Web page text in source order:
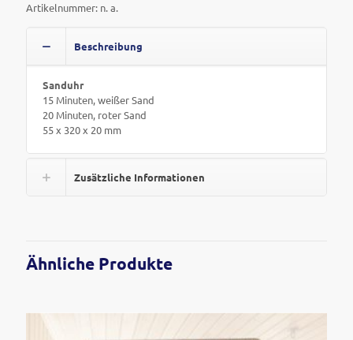
Artikelnummer: n. a.
Beschreibung
Sanduhr
15 Minuten, weißer Sand
20 Minuten, roter Sand
55 x 320 x 20 mm
Zusätzliche Informationen
Ähnliche Produkte